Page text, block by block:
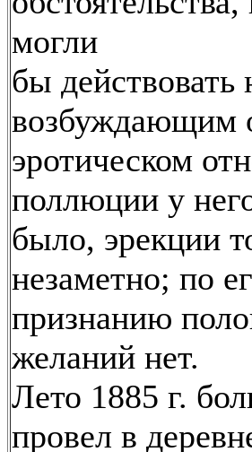
могли
бы действовать
возбуждающим
эротическом
поллюции у
было, эрекции
незаметно; по
признанию
желаний нет.
Лето 1885 г.
провел в